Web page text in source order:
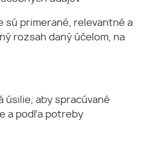
sú primerané, relevantné a
rozsah daný účelom, na
úsilie, aby spracúvané
a podľa potreby